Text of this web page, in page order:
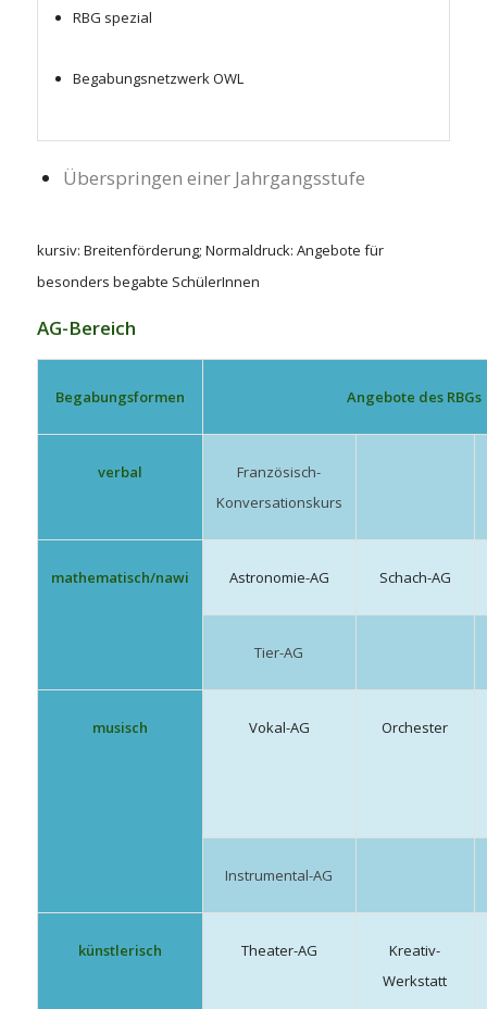
RBG spezial
Begabungsnetzwerk OWL
Überspringen einer Jahrgangsstufe
kursiv: Breitenförderung; Normaldruck: Angebote für
besonders begabte SchülerInnen
AG-Bereich
Begabungsformen Angebote des RBGs
verbal
Französisch-
Konversationskurs
mathematisch/nawi Astronomie-AG Schach-AG
Tier-AG
musisch Vokal-AG Orchester
Instrumental-AG
künstlerisch Theater-AG
Kreativ-
Werkstatt